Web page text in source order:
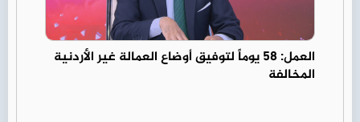
العمل: 58 يوماً لتوفيق أوضاع العمالة غير الأردنية
المخالفة